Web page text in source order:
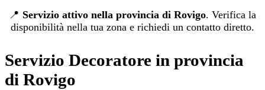
📍 Servizio attivo nella provincia di Rovigo. Verifica la
disponibilità nella tua zona e richiedi un contatto diretto.
Servizio Decoratore in provincia
di Rovigo